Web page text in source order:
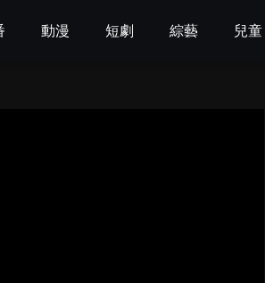
動漫 短劇 綜藝 兒童